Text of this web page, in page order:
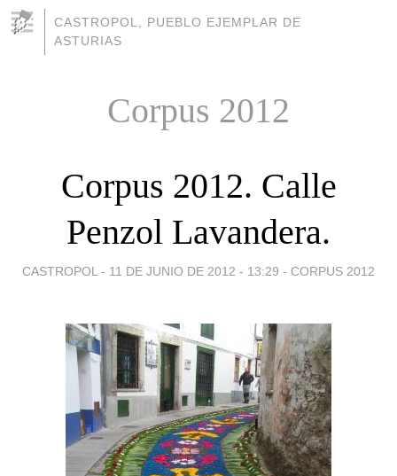
CASTROPOL, PUEBLO EJEMPLAR DE
ASTURIAS
Corpus 2012
Corpus 2012. Calle
Penzol Lavandera.
CASTROPOL - 11 DE JUNIO DE 2012 - 13:29 - CORPUS 2012